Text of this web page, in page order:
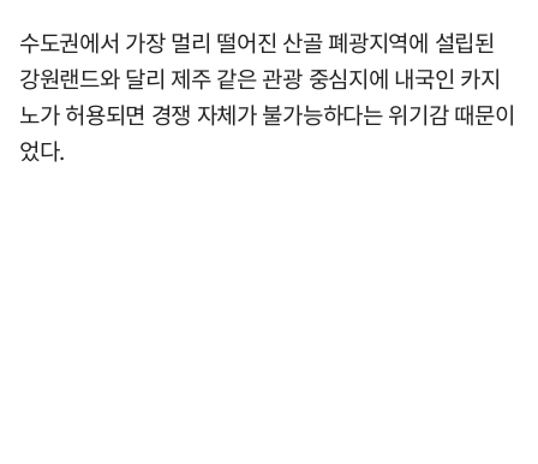
수도권에서 가장 멀리 떨어진 산골 폐광지역에 설립된
강원랜드와 달리 제주 같은 관광 중심지에 내국인 카지
노가 허용되면 경쟁 자체가 불가능하다는 위기감 때문이
었다.